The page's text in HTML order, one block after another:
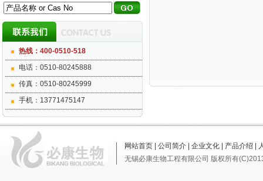
热线：400-0510-518
电话：0510-80245888
传真：0510-80245999
手机：13771475147
网站首页| 公司简介| 企业文化| 产品介绍
无锡必康生物工程有限公司 版权所有